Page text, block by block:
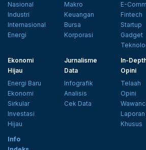
Nasional
Industri
Internasional
Energi
Makro
Keuangan
Bursa
Korporasi
E-
Fintech
Startup
Gadget
Ekonomi
Hijau
Energi Baru
Ekonomi
Sirkular
Investasi
Hijau
Jurnalisme
Data
Infografik
Analisis
Cek Data
In-
Opini
Telaah
Opini
Laporan
Khusus
Info